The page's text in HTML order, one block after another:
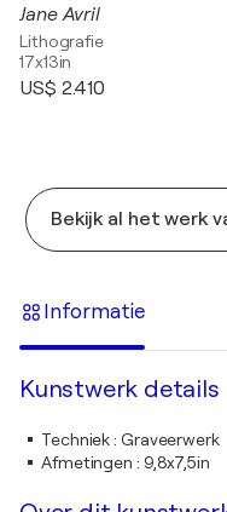
Jane Avril
Lithografie
17x13in
US$ 2.410
Bekijk al het werk
Informatie
Kunstwerk details
Techniek: Graveerwerk
Afmetingen : 9,8x7,5in